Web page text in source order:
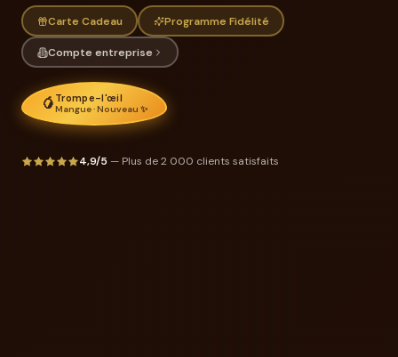
Carte Cadeau Programme Fidélité
Compte entreprise
🥭 Trompe-l'œil
Mangue · Nouveau ✨
4,9/5 — Plus de 2 000 clients satisfaits